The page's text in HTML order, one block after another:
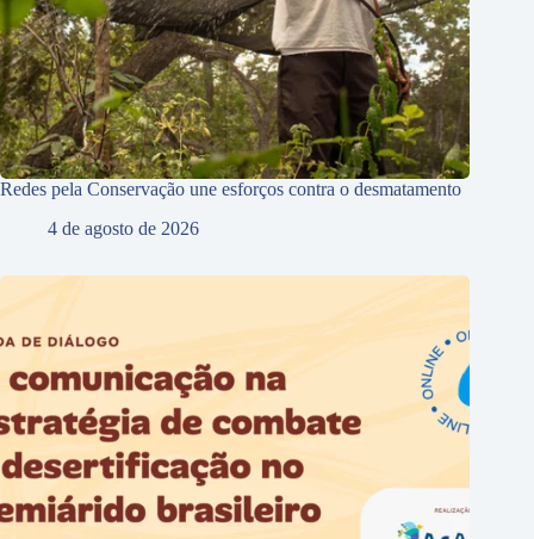
Redes pela Conservação une esforços contra o desmatamento
4 de agosto de 2026